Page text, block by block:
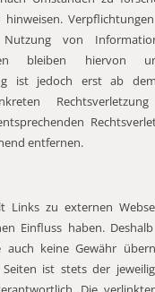
hinweisen.
von
bleiben hiervon
ist jedoch erst ab
entfernen.
Links zu externen
Einfluss haben.
auch keine Gewähr
ist stets der